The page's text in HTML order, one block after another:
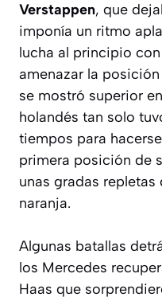
Verstappen, que
imponía un ritmo
lucha al principio
amenazar la
se mostró superior
holandés tan solo
tiempos para
primera posición de
unas gradas
naranja.
Algunas batallas
los Mercedes
Haas que